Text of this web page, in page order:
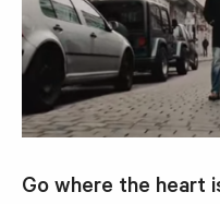
Go where the heart